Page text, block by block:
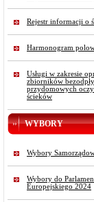
Rejestr informacji o
Harmonogram
Usługi w zakresie
zbiorników
przydomowych
ścieków
WYBORY
Wybory
Wybory do
Europejskiego 2024